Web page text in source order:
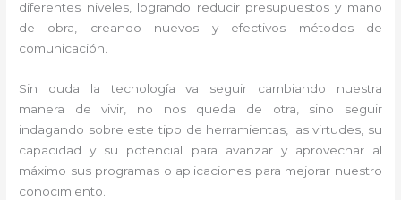
diferentes niveles, logrando reducir presupuestos y mano
de obra, creando nuevos y efectivos métodos de
comunicación.
Sin duda la tecnología va seguir cambiando nuestra
manera de vivir, no nos queda de otra, sino seguir
indagando sobre este tipo de herramientas, las virtudes, su
capacidad y su potencial para avanzar y aprovechar al
máximo sus programas o aplicaciones para mejorar nuestro
conocimiento.